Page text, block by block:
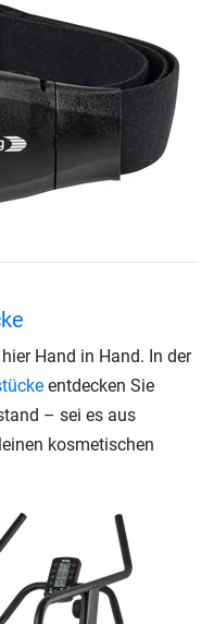
Hand in Hand. In der
entdecken Sie
– sei es aus
kosmetischen